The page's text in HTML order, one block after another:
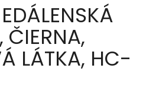
ČIERNA,
LÁTKA, HC-
HĽADAŤ